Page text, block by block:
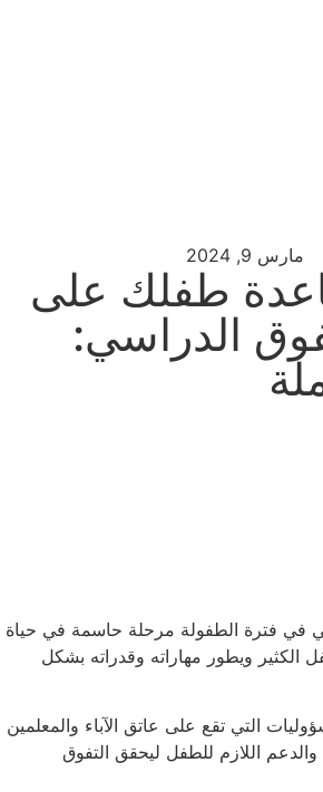
مارس 9, 2024
طفلك على
الدراسي:
في فترة الطفولة مرحلة حاسمة في حياة
الكثير ويطور مهاراته وقدراته بشكل
التي تقع على عاتق الآباء والمعلمين
والدعم اللازم للطفل ليحقق التفوق